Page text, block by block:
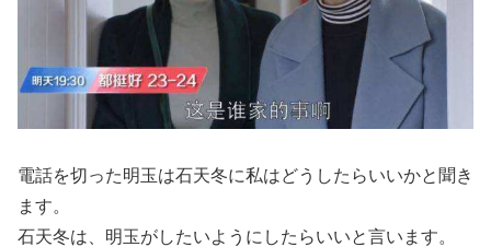
電話を切った明玉は石天冬に私はどうしたらいいかと聞き
ます。
石天冬は、明玉がしたいようにしたらいいと言います。